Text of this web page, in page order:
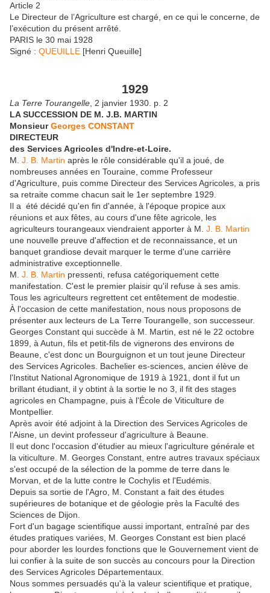
Article 2
Le Directeur de l’Agriculture est chargé, en ce qui le concerne, de
l’exécution du présent arrêté.
PARIS le 30 mai 1928
Signé : QUEUILLE [Henri Queuille]
1929
La Terre Tourangelle, 2 janvier 1930. p. 2
LA SUCCESSION DE M. J.B. MARTIN
MonsieurGeorges CONSTANT
DIRECTEUR
des Services Agricoles d'Indre-et-Loire.
M. J. B. Martin après le rôle considérable qu'il a joué, de
nombreuses années en Touraine, comme Professeur
d'Agriculture, puis comme Directeur des Services Agricoles, a pris
sa retraite comme chacun sait le 1er septembre 1929.
Il a été décidé qu'en fin d'année, à l'époque propice aux
réunions et aux fêtes, au cours d'une fête agricole, les
agriculteurs tourangeaux viendraient apporter à M. J. B. Martin
une nouvelle preuve d'affection et de reconnaissance, et un
banquet grandiose devait marquer le terme d'une carrière
administrative exceptionnelle.
M. J. B. Martin pressenti, refusa catégoriquement cette
manifestation. C'est le premier plaisir qu'il refuse à ses amis.
Tous les agriculteurs regrettent cet entêtement de modestie.
À l'occasion de cette manifestation, nous nous proposons de
présenter aux lecteurs de La Terre Tourangelle, son successeur.
Georges Constant qui succède à M. Martin, est né le 22 octobre
1899, à Autun, fils et petit-fils de vignerons des environs de
Beaune, c'est donc un Bourguignon et un tout jeune Directeur
des Services Agricoles. Bachelier es-sciences, ancien élève de
l'Institut National Agronomique de 1919 à 1921, dont il fut un
brillant étudiant, il y obtint à la sortie le no 3, il fit des stages
agricoles en Champagne, puis à l'École de Viticulture de
Montpellier.
Après avoir été adjoint à la Direction des Services Agricoles de
l'Aisne, un devint professeur d'agriculture à Beaune.
Il eut donc l'occasion d'étudier au mieux l'agriculture générale et
la viticulture. M. Georges Constant, entre autres travaux spéciaux
s'est occupé de la sélection de la pomme de terre dans le
Morvan, et de la lutte contre le Cochylis et l'Eudémis.
Depuis sa sortie de l'Agro, M. Constant a fait des études
supérieures de botanique et de géologie près la Faculté des
Sciences de Dijon.
Fort d'un bagage scientifique aussi important, entraîné par des
études pratiques variées, M. Georges Constant est bien placé
pour aborder les lourdes fonctions que le Gouvernement vient de
lui confier à la suite de son succès au concours pour la Direction
des Services Agricoles Départementaux.
Nous sommes persuadés qu'à la valeur scientifique et pratique,